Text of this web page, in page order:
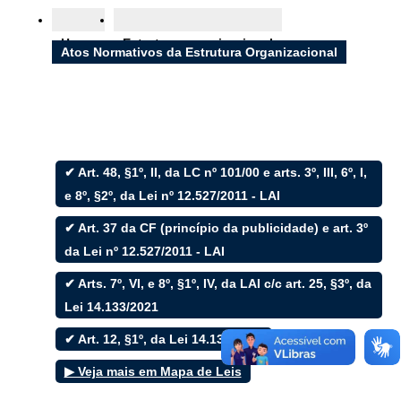
Ouvidoria
e-SIC
Filtrar por todos
Acesso à Informação
Cidadão
Empresas
Fotos
Notícias
Secretarias
Servidor
Transparência
Turistas
Videos
Áudios
Home Estrutura organizacional
Atos Normativos da Estrutura Organizacional
✔ Art. 48, §1º, II, da LC nº 101/00 e arts. 3º, III, 6º, I,
e 8º, §2º, da Lei nº 12.527/2011 - LAI
✔ Art. 37 da CF (princípio da publicidade) e art. 3º
da Lei nº 12.527/2011 - LAI
✔ Arts. 7º, VI, e 8º, §1º, IV, da LAI c/c art. 25, §3º, da
Lei 14.133/2021
✔ Art. 12, §1º, da Lei 14.133/2021
▶ Veja mais em Mapa de Leis